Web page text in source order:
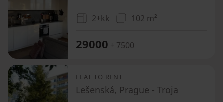
2+kk 102 m²
29000 + 7500
FLAT TO RENT
Lešenská, Prague - Troja